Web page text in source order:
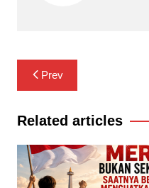
Navigasi
pos
Prev
Related articles